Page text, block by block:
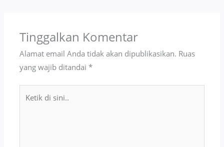
Tinggalkan Komentar
Alamat email Anda tidak akan dipublikasikan. Ruas
yang wajib ditandai*